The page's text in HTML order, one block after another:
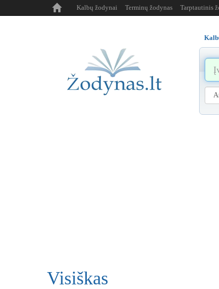
Kalbų žodynai Terminų žodynas Tarptautinis
Visiškas